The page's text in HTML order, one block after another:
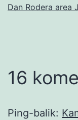
Dan Rodera area
16
Ping-balik: